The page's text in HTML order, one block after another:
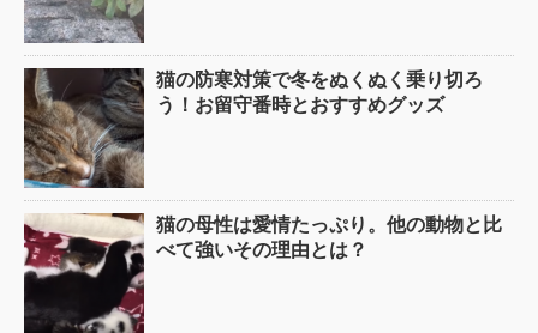
猫の防寒対策で冬をぬくぬく乗り切ろ
う！お留守番時とおすすめグッズ
猫の母性は愛情たっぷり。他の動物と比
べて強いその理由とは？